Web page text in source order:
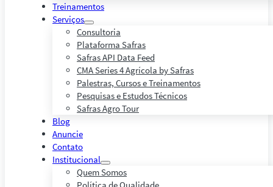
Treinamentos
Serviços
Consultoria
Plataforma Safras
Safras API Data Feed
CMA Series 4 Agrícola by Safras
Palestras, Cursos e Treinamentos
Pesquisas e Estudos Técnicos
Safras Agro Tour
Blog
Anuncie
Contato
Institucional
Quem Somos